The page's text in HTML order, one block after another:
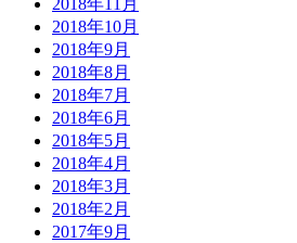
2018年11月
2018年10月
2018年9月
2018年8月
2018年7月
2018年6月
2018年5月
2018年4月
2018年3月
2018年2月
2017年9月